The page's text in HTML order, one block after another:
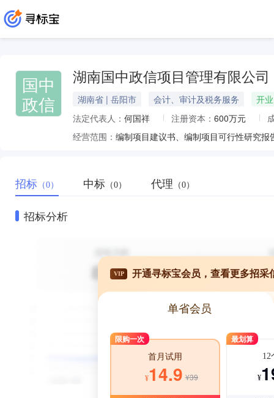
国中
政信
湖南国中政信项目管理有限公司
湖南省 | 岳阳市 会计、审计及税务服务
开业
法定代表人： 何国祥 注册资本： 600万元
经营范围： 编制项目建议书、编制项目可行性研究
招标 （0） 中标 （0） 代理 （0）
招标分析
VIP 开通寻标宝会员，查看更多招采
单省会员
限购一次
首月试用
¥14.9 ¥39
最划算
12
¥